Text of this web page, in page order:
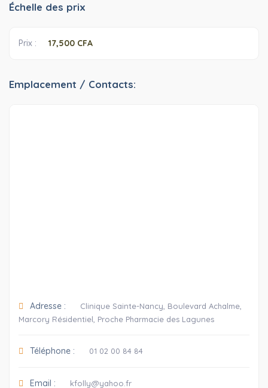
Échelle des prix
Prix ​​: 17,500 CFA
Emplacement / Contacts:
Adresse :
Clinique Sainte-Nancy, Boulevard Achalme,
Marcory Résidentiel, Proche Pharmacie des Lagunes
Téléphone : 01 02 00 84 84
Email : kfolly@yahoo.fr